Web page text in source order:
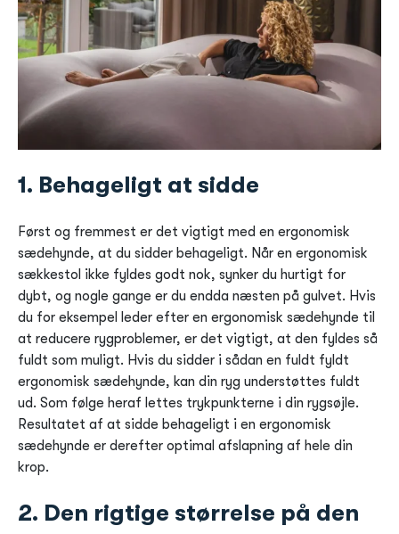
1. Behageligt at sidde
Først og fremmest er det vigtigt med en ergonomisk
sædehynde, at du sidder behageligt. Når en ergonomisk
sækkestol ikke fyldes godt nok, synker du hurtigt for
dybt, og nogle gange er du endda næsten på gulvet. Hvis
du for eksempel leder efter en ergonomisk sædehynde til
at reducere rygproblemer, er det vigtigt, at den fyldes så
fuldt som muligt. Hvis du sidder i sådan en fuldt fyldt
ergonomisk sædehynde, kan din ryg understøttes fuldt
ud. Som følge heraf lettes trykpunkterne i din rygsøjle.
Resultatet af at sidde behageligt i en ergonomisk
sædehynde er derefter optimal afslapning af hele din
krop.
2. Den rigtige størrelse på den